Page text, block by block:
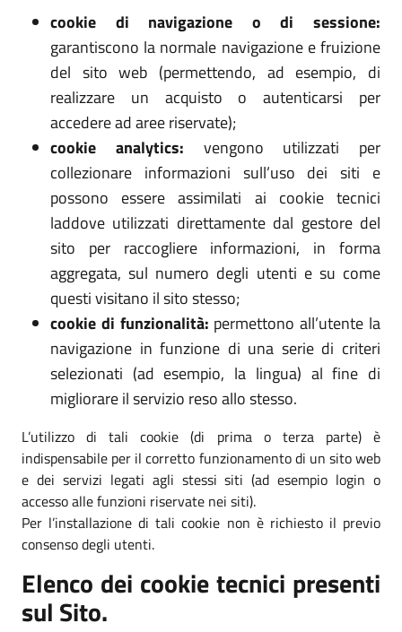
cookie di navigazione o di sessione:
garantiscono la normale navigazione e fruizione
del sito web (permettendo, ad esempio, di
realizzare un acquisto o autenticarsi per
accedere ad aree riservate);
cookie analytics: vengono utilizzati per
collezionare informazioni sull’uso dei siti e
possono essere assimilati ai cookie tecnici
laddove utilizzati direttamente dal gestore del
sito per raccogliere informazioni, in forma
aggregata, sul numero degli utenti e su come
questi visitano il sito stesso;
cookie di funzionalità: permettono all’utente la
navigazione in funzione di una serie di criteri
selezionati (ad esempio, la lingua) al fine di
migliorare il servizio reso allo stesso.
L’utilizzo di tali cookie (di prima o terza parte) è
indispensabile per il corretto funzionamento di un sito web
e dei servizi legati agli stessi siti (ad esempio login o
accesso alle funzioni riservate nei siti).
Per l’installazione di tali cookie non è richiesto il previo
consenso degli utenti.
Elenco dei cookie tecnici presenti
sul Sito.